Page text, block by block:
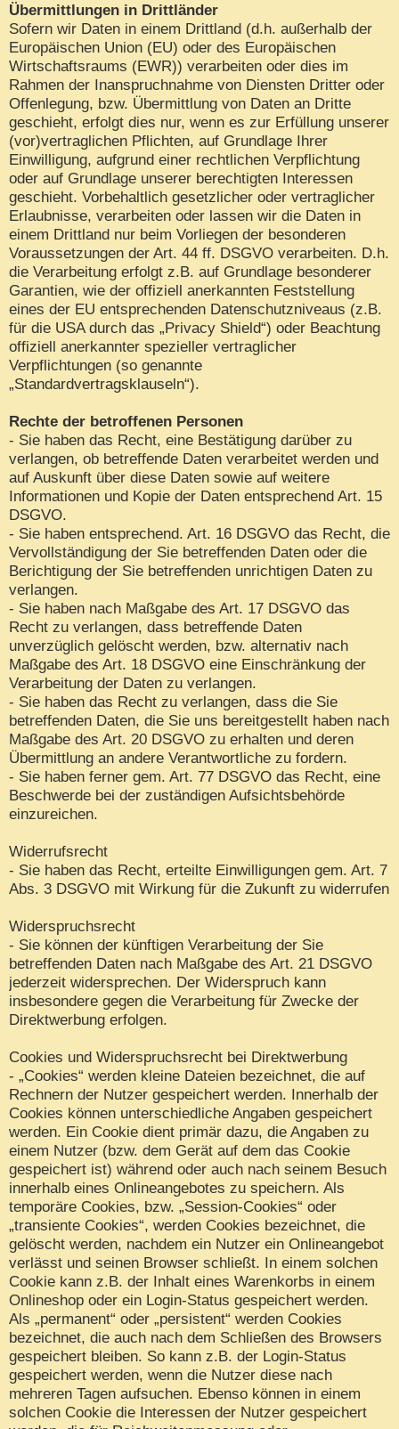
Übermittlungen in Drittländer
Sofern wir Daten in einem Drittland (d.h. außerhalb der
Europäischen Union (EU) oder des Europäischen
Wirtschaftsraums (EWR)) verarbeiten oder dies im
Rahmen der Inanspruchnahme von Diensten Dritter oder
Offenlegung, bzw. Übermittlung von Daten an Dritte
geschieht, erfolgt dies nur, wenn es zur Erfüllung unserer
(vor)vertraglichen Pflichten, auf Grundlage Ihrer
Einwilligung, aufgrund einer rechtlichen Verpflichtung
oder auf Grundlage unserer berechtigten Interessen
geschieht. Vorbehaltlich gesetzlicher oder vertraglicher
Erlaubnisse, verarbeiten oder lassen wir die Daten in
einem Drittland nur beim Vorliegen der besonderen
Voraussetzungen der Art. 44 ff. DSGVO verarbeiten. D.h.
die Verarbeitung erfolgt z.B. auf Grundlage besonderer
Garantien, wie der offiziell anerkannten Feststellung
eines der EU entsprechenden Datenschutzniveaus (z.B.
für die USA durch das „Privacy Shield“) oder Beachtung
offiziell anerkannter spezieller vertraglicher
Verpflichtungen (so genannte
„Standardvertragsklauseln“).
Rechte der betroffenen Personen
- Sie haben das Recht, eine Bestätigung darüber zu
verlangen, ob betreffende Daten verarbeitet werden und
auf Auskunft über diese Daten sowie auf weitere
Informationen und Kopie der Daten entsprechend Art. 15
DSGVO.
- Sie haben entsprechend. Art. 16 DSGVO das Recht, die
Vervollständigung der Sie betreffenden Daten oder die
Berichtigung der Sie betreffenden unrichtigen Daten zu
verlangen.
- Sie haben nach Maßgabe des Art. 17 DSGVO das
Recht zu verlangen, dass betreffende Daten
unverzüglich gelöscht werden, bzw. alternativ nach
Maßgabe des Art. 18 DSGVO eine Einschränkung der
Verarbeitung der Daten zu verlangen.
- Sie haben das Recht zu verlangen, dass die Sie
betreffenden Daten, die Sie uns bereitgestellt haben nach
Maßgabe des Art. 20 DSGVO zu erhalten und deren
Übermittlung an andere Verantwortliche zu fordern.
- Sie haben ferner gem. Art. 77 DSGVO das Recht, eine
Beschwerde bei der zuständigen Aufsichtsbehörde
einzureichen.
Widerrufsrecht
- Sie haben das Recht, erteilte Einwilligungen gem. Art. 7
Abs. 3 DSGVO mit Wirkung für die Zukunft zu widerrufen
Widerspruchsrecht
- Sie können der künftigen Verarbeitung der Sie
betreffenden Daten nach Maßgabe des Art. 21 DSGVO
jederzeit widersprechen. Der Widerspruch kann
insbesondere gegen die Verarbeitung für Zwecke der
Direktwerbung erfolgen.
Cookies und Widerspruchsrecht bei Direktwerbung
- „Cookies“ werden kleine Dateien bezeichnet, die auf
Rechnern der Nutzer gespeichert werden. Innerhalb der
Cookies können unterschiedliche Angaben gespeichert
werden. Ein Cookie dient primär dazu, die Angaben zu
einem Nutzer (bzw. dem Gerät auf dem das Cookie
gespeichert ist) während oder auch nach seinem Besuch
innerhalb eines Onlineangebotes zu speichern. Als
temporäre Cookies, bzw. „Session-Cookies“ oder
„transiente Cookies“, werden Cookies bezeichnet, die
gelöscht werden, nachdem ein Nutzer ein Onlineangebot
verlässt und seinen Browser schließt. In einem solchen
Cookie kann z.B. der Inhalt eines Warenkorbs in einem
Onlineshop oder ein Login-Status gespeichert werden.
Als „permanent“ oder „persistent“ werden Cookies
bezeichnet, die auch nach dem Schließen des Browsers
gespeichert bleiben. So kann z.B. der Login-Status
gespeichert werden, wenn die Nutzer diese nach
mehreren Tagen aufsuchen. Ebenso können in einem
solchen Cookie die Interessen der Nutzer gespeichert